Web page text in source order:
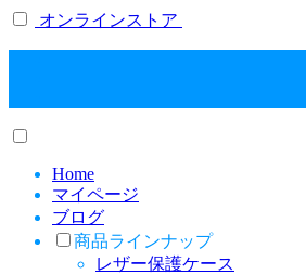
オンラインストア
Home
マイページ
ブログ
商品ラインナップ
レザー保護ケース